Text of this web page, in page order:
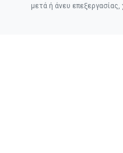
μετά ή άνευ